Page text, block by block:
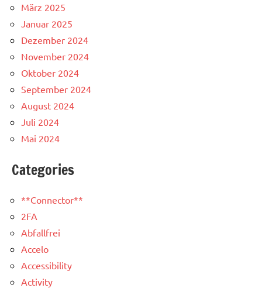
März 2025
Januar 2025
Dezember 2024
November 2024
Oktober 2024
September 2024
August 2024
Juli 2024
Mai 2024
Categories
**Connector**
2FA
Abfallfrei
Accelo
Accessibility
Activity